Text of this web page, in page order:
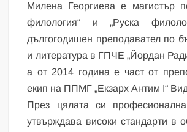
Милена Георгиева е магистър
филология“ и „Руска
дългогодишен преподавател по
и литература в ГПЧЕ „Йордан
а от 2014 година е част от
екип на ППМГ „Екзарх Антим I“
През цялата си
утвърждава високи стандарти в